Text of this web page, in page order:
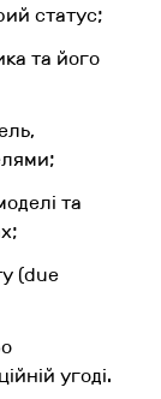
статус;
та його
та
(due
угоді.